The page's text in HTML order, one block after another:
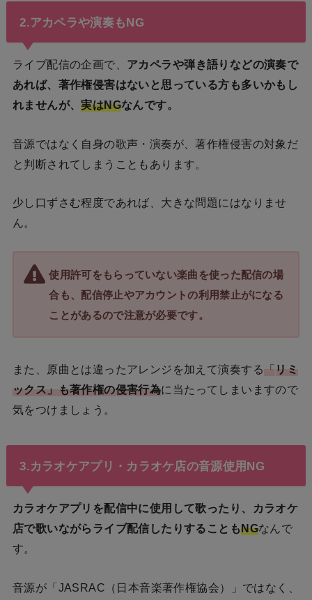
2.アカペラや演奏もNG
ライブ配信の企画で、 アカペラや弾き語りなどの演奏で
あれば、著作権侵害はないと思っている方も多いかもし
れませんが、実はNGなんです。
音源ではなく自身の歌声・演奏が、著作権侵害の対象だ
と判断されてしまうこともあります。
少し口ずさむ程度であれば、大きな問題にはなりませ
ん。
使用許可をもらっていない楽曲を使った配信の場
合も、配信停止やアカウントの利用禁止がになる
ことがあるので注意が必要です。
また、原曲とは違ったアレンジを加えて演奏する 「 リミ
ックス」も著作権の侵害行為に当たってしまいますので
気をつけましょう。
3.カラオケアプリ・カラオケ店の音源使用NG
カラオケアプリを配信中に使用して歌ったり、カラオケ
店で歌いながらライブ配信したりすることもNGなんで
す。
音源が「JASRAC（日本音楽著作権協会）」ではなく、